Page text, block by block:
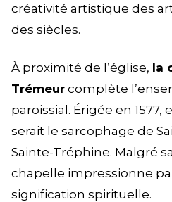
créativité artistique des
des siècles.
À proximité de l’église, la
Trémeur complète
paroissial. Érigée en
serait le sarcophage de
Sainte-Tréphine. Malgré
chapelle impressionne
signification spirituelle.